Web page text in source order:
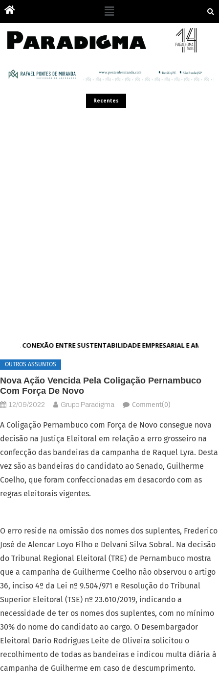
Recentes
A CONEXÃO ENTRE SUSTENTABILIDADE EMPRESARIAL E
OUTROS ASSUNTOS
Nova Ação Vencida Pela Coligação Pernambuco
Com Força De Novo
12/09/2022 Grupo Paradigma Comment(0)
A Coligação Pernambuco com Força de Novo consegue nova
decisão na Justiça Eleitoral em relação a erro grosseiro na
confecção das bandeiras da campanha de Raquel Lyra. Desta
vez são as bandeiras do candidato ao Senado, Guilherme
Coelho, que foram confeccionadas em desacordo com as
regras eleitorais vigentes.
O erro reside na omissão dos nomes dos suplentes, Frederico
José de Alencar Loyo Filho e Delvani Silva Sobral. Na decisão
do Tribunal Regional Eleitoral (TRE) de Pernambuco mostra
que a campanha de Guilherme Coelho não observou o artigo
36, inciso 4º da Lei nº 9.504/971 e Resolução do Tribunal
Superior Eleitoral (TSE) nº 23.610/2019, indicando a
necessidade de ter os nomes dos suplentes, com no mínimo
30% do nome do candidato ao cargo. O Desembargador
Eleitoral Dario Rodrigues Leite de Oliveira solicitou o
recolhimento de todas as bandeiras e indicou multa diária à
campanha de Guilherme em caso de descumprimento.